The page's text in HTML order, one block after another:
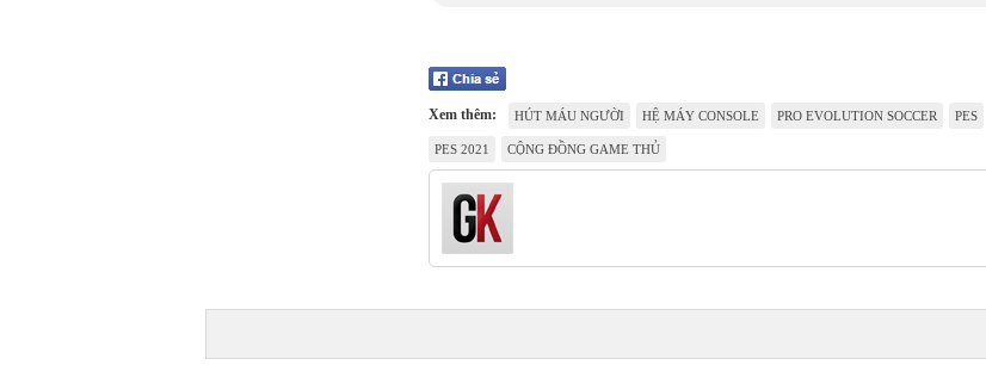
Xem thêm: HÚT MÁU NGƯỜI HỆ MÁY CONSOLE PRO EVOLUTION SOCCER PES
PES 2021 CỘNG ĐỒNG GAME THỦ